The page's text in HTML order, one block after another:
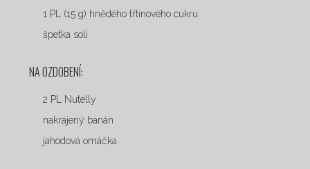
1 PL (15 g) hnědého třtinového cukru
špetka soli
NA OZDOBENÍ:
2 PL Nutelly
nakrájený banán
jahodová omáčka